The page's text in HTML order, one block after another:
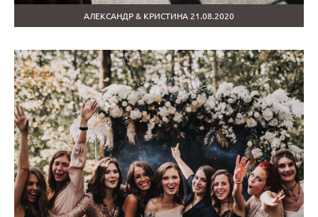
АЛЕКСАНДР & КРИСТИНА 21.08.2020